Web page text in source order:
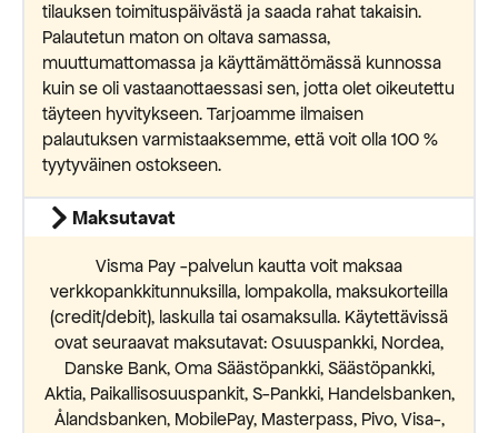
tilauksen toimituspäivästä ja saada rahat takaisin.
Palautetun maton on oltava samassa,
muuttumattomassa ja käyttämättömässä kunnossa
kuin se oli vastaanottaessasi sen, jotta olet oikeutettu
täyteen hyvitykseen. Tarjoamme ilmaisen
palautuksen varmistaaksemme, että voit olla 100 %
tyytyväinen ostokseen.
Maksutavat
Visma Pay -palvelun kautta voit maksaa
verkkopankkitunnuksilla, lompakolla, maksukorteilla
(credit/debit), laskulla tai osamaksulla. Käytettävissä
ovat seuraavat maksutavat: Osuuspankki, Nordea,
Danske Bank, Oma Säästöpankki, Säästöpankki,
Aktia, Paikallisosuuspankit, S-Pankki, Handelsbanken,
Ålandsbanken, MobilePay, Masterpass, Pivo, Visa-,